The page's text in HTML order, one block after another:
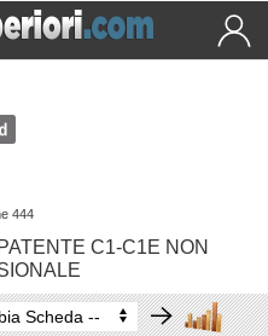
444
C1-C1E NON